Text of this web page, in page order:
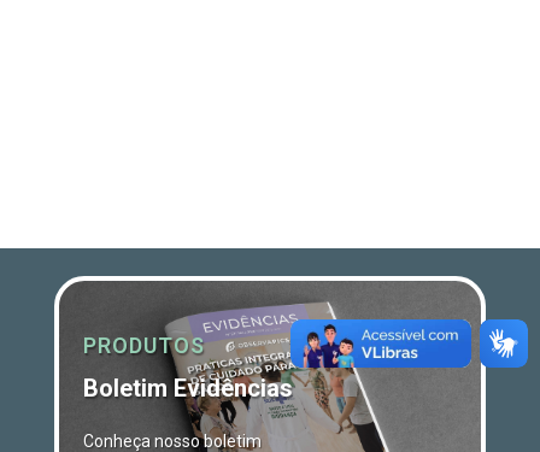
PRODUTOS
Boletim Evidências
Conheça nosso boletim